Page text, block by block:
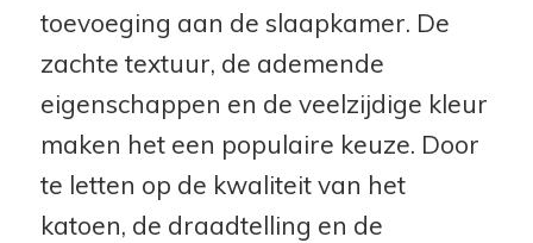
toevoeging aan de slaapkamer. De
zachte textuur, de ademende
eigenschappen en de veelzijdige kleur
maken het een populaire keuze. Door
te letten op de kwaliteit van het
katoen, de draadtelling en de